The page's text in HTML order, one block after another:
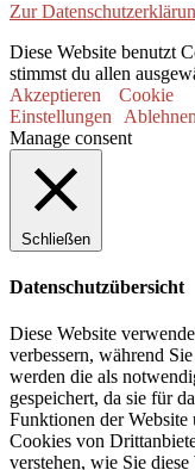
Zur
Diese Website benutzt
stimmst du allen
Akzeptieren
Cookie
Einstellungen
Ablehnen
Manage consent
Schließen
Datenschutzübersicht
Diese Website
verbessern, während
werden die als
gespeichert, da sie für
Funktionen der
Cookies von
verstehen, wie Sie